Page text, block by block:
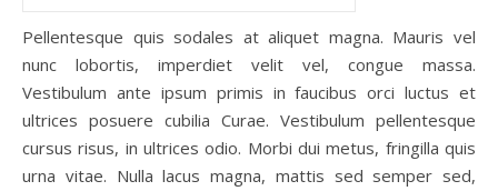
Pellentesque quis sodales at aliquet magna. Mauris vel
nunc lobortis, imperdiet velit vel, congue massa.
Vestibulum ante ipsum primis in faucibus orci luctus et
ultrices posuere cubilia Curae. Vestibulum pellentesque
cursus risus, in ultrices odio. Morbi dui metus, fringilla quis
urna vitae. Nulla lacus magna, mattis sed semper sed,